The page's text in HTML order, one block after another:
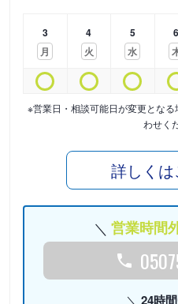
3
月
4
火
5
水
6
※営業日・相談可能日が変更とな
わせく
詳しくは
営業時間
24時